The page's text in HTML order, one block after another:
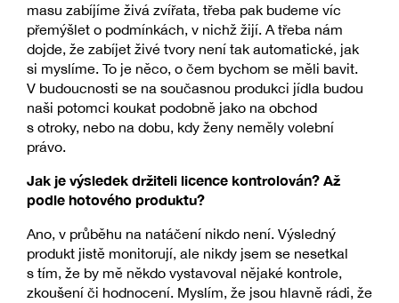
masu zabíjíme živá zvířata, třeba pak budeme víc
přemýšlet o podmínkách, v nichž žijí. A třeba nám
dojde, že zabíjet živé tvory není tak automatické, jak
si myslíme. To je něco, o čem bychom se měli bavit.
V budoucnosti se na současnou produkci jídla budou
naši potomci koukat podobně jako na obchod
s otroky, nebo na dobu, kdy ženy neměly volební
právo.
Jak je výsledek držiteli licence kontrolován? Až
podle hotového produktu?
Ano, v průběhu na natáčení nikdo není. Výsledný
produkt jistě monitorují, ale nikdy jsem se nesetkal
s tím, že by mě někdo vystavoval nějaké kontrole,
zkoušení či hodnocení. Myslím, že jsou hlavně rádi, že